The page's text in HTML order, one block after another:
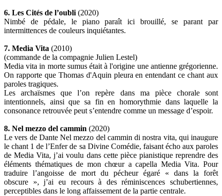
6. Les Cités de l’oubli (2020)
Nimbé de pédale, le piano paraît ici brouillé, se parant par
intermittences de couleurs inquiétantes.
7. Media Vita (2010)
(commande de la compagnie Julien Lestel)
Media vita in morte sumus était à l'origine une antienne grégorienne.
On rapporte que Thomas d'Aquin pleura en entendant ce chant aux
paroles tragiques.
Les archaïsmes que l’on repère dans ma pièce chorale sont
intentionnels, ainsi que sa fin en homorythmie dans laquelle la
consonance retrouvée peut s’entendre comme un message d’espoir.
8. Nel mezzo del cammin (2020)
Le vers de Dante Nel mezzo del cammin di nostra vita, qui inaugure
le chant 1 de l’Enfer de sa Divine Comédie, faisant écho aux paroles
de Media Vita, j’ai voulu dans cette pièce pianistique reprendre des
éléments thématiques de mon chœur a capella Media Vita. Pour
traduire l’angoisse de mort du pécheur égaré « dans la forêt
obscure », j’ai eu recours à des réminiscences schubertiennes,
perceptibles dans le long affaissement de la partie centrale.